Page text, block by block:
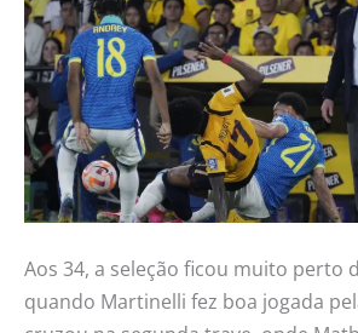
Aos 34, a seleção ficou muito perto
quando Martinelli fez boa jogada